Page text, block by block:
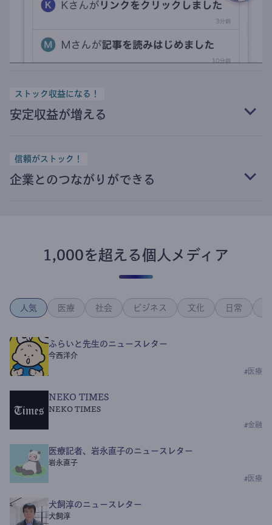
ストック収益になる！
安定収益が増える
信頼がストック！
企業とのつながりができる
1,000を超える個人メディア
人気 医療 社会 ビジネス 文化 日常
ふらいと先生のニュースレター
今西洋介
# 医療
NEKO TIMES
NEKO TIMES
#金融
医療記者、岩永直子のニュースレター
岩永直子
# 医療
犬飼淳のニュースレター
犬飼淳